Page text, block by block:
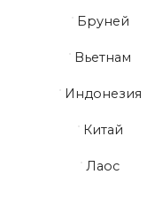
Бруней
Вьетнам
Индонезия
Китай
Лаос